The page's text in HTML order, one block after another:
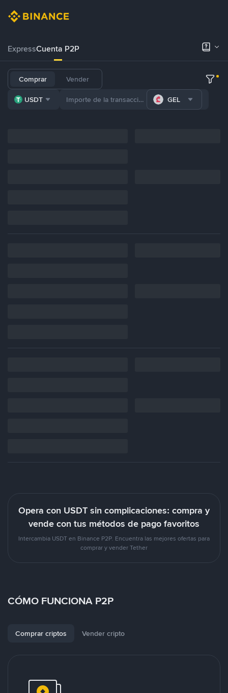
ExpressCuenta P2P
Comprar Vender
USDT GEL
Opera con USDT sin complicaciones: compra y
vende con tus métodos de pago favoritos
Intercambia USDT en Binance P2P. Encuentra las mejores ofertas para
comprar y vender Tether
CÓMO FUNCIONA P2P
Comprar criptos Vender cripto